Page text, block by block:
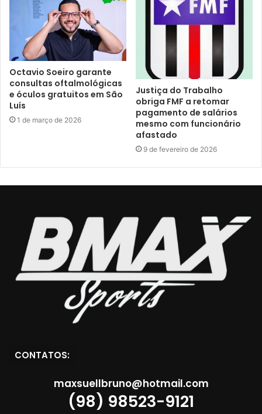
Octavio Soeiro garante
consultas oftalmológicas
e óculos gratuitos em São
Luís
1 de março de 2026
Justiça do Trabalho
obriga FMF a retomar
pagamento de salários
mesmo com funcionário
afastado
9 de fevereiro de 2026
CONTATOS:
maxsuellbruno@hotmail.com
(98) 98523-9121